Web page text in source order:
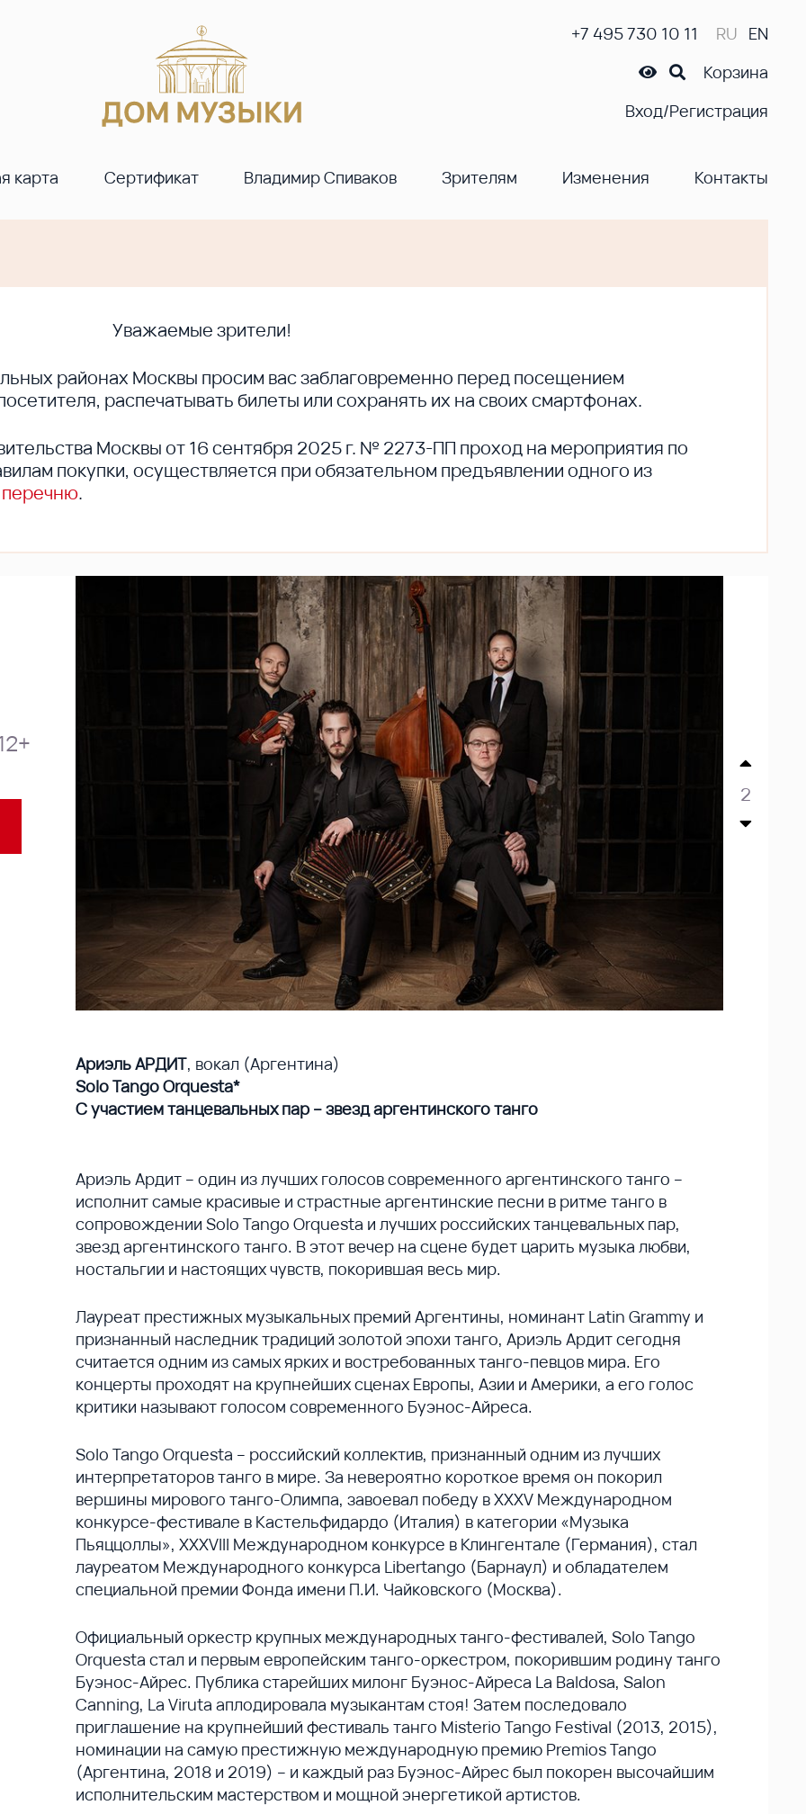
+7 495 730 10 11 RU EN
Корзина
Вход/Регистрация
карта Сертификат Владимир Спиваков Зрителям Изменения Контакты
Уважаемые зрители!
районах Москвы просим вас заблаговременно перед посещением
распечатывать билеты или сохранять их на своих смартфонах.
Москвы от 16 сентября 2025 г. № 2273-ПП проход на мероприятия по
покупки, осуществляется при обязательном предъявлении одного из
.
2
Ариэль АРДИТ, вокал (Аргентина)
Solo Tango Orquesta*
С участием танцевальных пар – звезд аргентинского танго
Ариэль Ардит – один из лучших голосов современного аргентинского танго –
исполнит самые красивые и страстные аргентинские песни в ритме танго в
сопровождении Solo Tango Orquesta и лучших российских танцевальных пар,
звезд аргентинского танго. В этот вечер на сцене будет царить музыка любви,
ностальгии и настоящих чувств, покорившая весь мир.
Лауреат престижных музыкальных премий Аргентины, номинант Latin Grammy и
признанный наследник традиций золотой эпохи танго, Ариэль Ардит сегодня
считается одним из самых ярких и востребованных танго-певцов мира. Его
концерты проходят на крупнейших сценах Европы, Азии и Америки, а его голос
критики называют голосом современного Буэнос-Айреса.
Solo Tango Orquesta – российский коллектив, признанный одним из лучших
интерпретаторов танго в мире. За невероятно короткое время он покорил
вершины мирового танго-Олимпа, завоевал победу в XXXV Международном
конкурсе-фестивале в Кастельфидардо (Италия) в категории «Музыка
Пьяццоллы», XXXVIII Международном конкурсе в Клингентале (Германия), стал
лауреатом Международного конкурса Libertango (Барнаул) и обладателем
специальной премии Фонда имени П.И. Чайковского (Москва).
Официальный оркестр крупных международных танго-фестивалей, Solo Tango
Orquesta стал и первым европейским танго-оркестром, покорившим родину танго
Буэнос-Айрес. Публика старейших милонг Буэнос-Айреса La Baldosa, Salon
Canning, La Viruta аплодировала музыкантам стоя! Затем последовало
приглашение на крупнейший фестиваль танго Misterio Tango Festival (2013, 2015),
номинации на самую престижную международную премию Premios Tango
(Аргентина, 2018 и 2019) – и каждый раз Буэнос-Айрес был покорен высочайшим
исполнительским мастерством и мощной энергетикой артистов.